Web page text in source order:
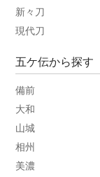
新々刀
現代刀
五ケ伝から探す
備前
大和
山城
相州
美濃